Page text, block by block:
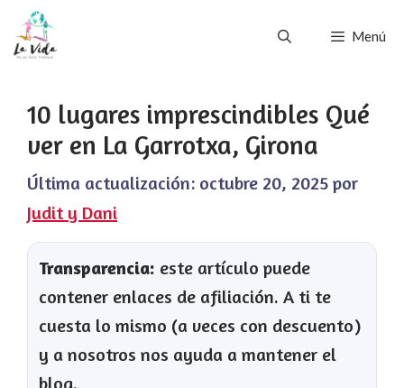
Saltar
Menú
10 lugares imprescindibles Qué
ver en La Garrotxa, Girona
Última actualización: octubre 20, 2025 por
Judit y Dani
Transparencia: este artículo puede
contener enlaces de afiliación. A ti te
cuesta lo mismo (a veces con descuento)
y a nosotros nos ayuda a mantener el
blog.